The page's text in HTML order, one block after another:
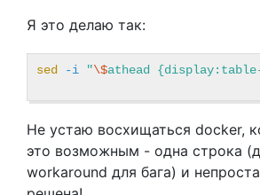
Я это делаю так:
sed -i "\$athead
Не устаю восхищаться docker,
это возможным - одна строка
workaround для бага) и